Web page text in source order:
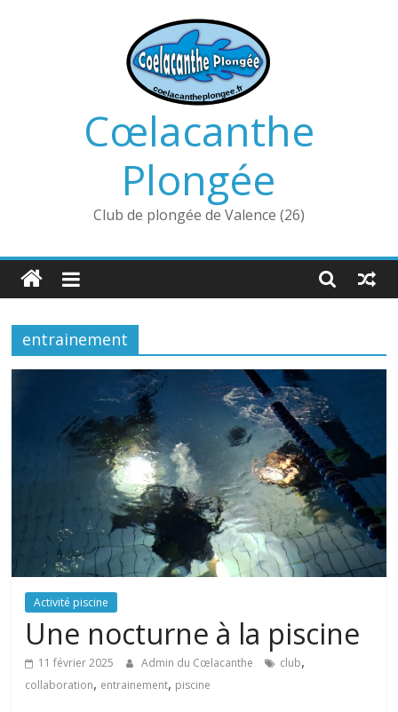
Cœlacanthe
Plongée
Club de plongée de Valence (26)
entrainement
Activité piscine
Une nocturne à la piscine
11 février 2025 Admin du Cœlacanthe club,
collaboration, entrainement, piscine